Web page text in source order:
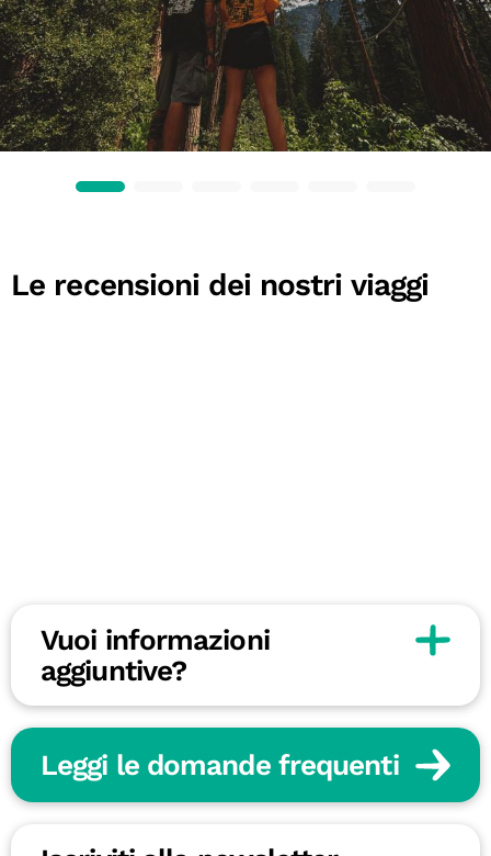
Le recensioni dei nostri viaggi
Vuoi informazioni
aggiuntive?
Leggi le domande frequenti